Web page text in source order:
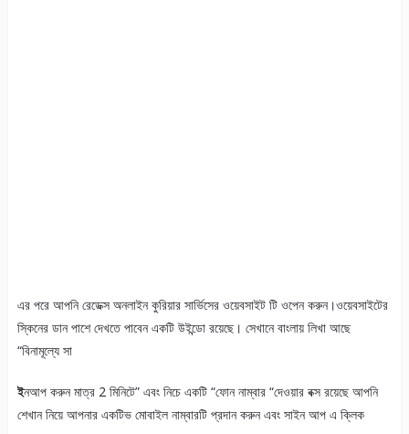
এর পরে আপনি রেডেক্স অনলাইন কুরিয়ার সার্ভিসের ওয়েবসাইট টি ওপেন করুন।ওয়েবসাইটের
স্কিনের ডান পাশে দেখতে পাবেন একটি উইন্ডো রয়েছে। সেখানে বাংলায় লিখা আছে
“বিনামূল্যে সা
ইনআপ করুন মাত্র 2 মিনিটে” এবং নিচে একটি “ফোন নাম্বার “দেওয়ার বক্স রয়েছে আপনি
শেখান নিয়ে আপনার একটিভ মোবাইল নাম্বারটি প্রদান করুন এবং সাইন আপ এ ক্লিক